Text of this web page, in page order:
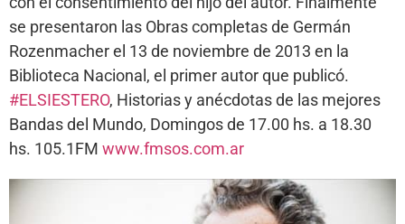
se presentaron las Obras completas de Germán
Rozenmacher el 13 de noviembre de 2013 en la
Biblioteca Nacional, el primer autor que publicó.
#ELSIESTERO, Historias y anécdotas de las mejores
Bandas del Mundo, Domingos de 17.00 hs. a 18.30
hs. 105.1FM www.fmsos.com.ar